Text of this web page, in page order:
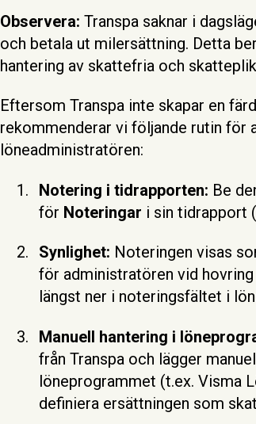
Observera: Transpa saknar i
och betala ut milersättning. Detta
hantering av skattefria och
Eftersom Transpa inte skapar en
rekommenderar vi följande rutin för
löneadministratören:
Notering i tidrapporten: Be
för Noteringar i sin tidrapport
Synlighet: Noteringen visas
för administratören vid
längst ner i noteringsfältet i
Manuell hantering i
från Transpa och lägger
löneprogrammet (t.ex. Visma
definiera ersättningen som